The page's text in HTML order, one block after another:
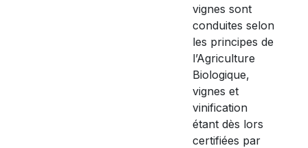
vignes sont
conduites selon
les principes de
l’Agriculture
Biologique,
vignes et
vinification
étant dès lors
certifiées par